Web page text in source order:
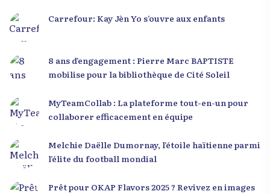
Carrefour: Kay Jèn Yo s’ouvre aux enfants
8 ans d’engagement : Pierre Marc BAPTISTE
mobilise pour la bibliothèque de Cité Soleil
MyTeamCollab : La plateforme tout-en-un pour
collaborer efficacement en équipe
Melchie Daëlle Dumornay, l’étoile haïtienne parmi
l’élite du football mondial
Prêt pour OKAP Flavors 2025 ? Revivez en images